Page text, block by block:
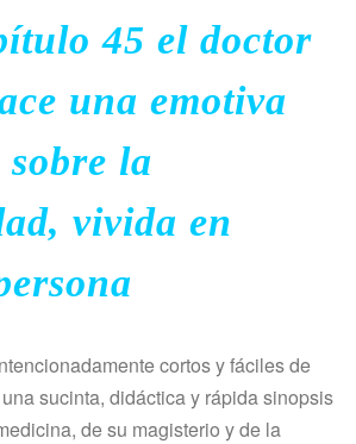
45 el doctor
una emotiva
la
vivida en
cortos y fáciles de
sucinta, didáctica y rápida sinopsis
de su magisterio y de la